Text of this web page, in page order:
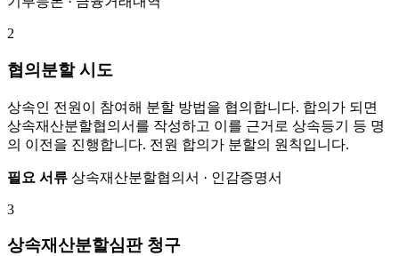
2
협의분할 시도
상속인 전원이 참여해 분할 방법을 협의합니다. 합의가 되면
상속재산분할협의서를 작성하고 이를 근거로 상속등기 등 명
의 이전을 진행합니다. 전원 합의가 분할의 원칙입니다.
필요 서류 상속재산분할협의서 · 인감증명서
3
상속재산분할심판 청구